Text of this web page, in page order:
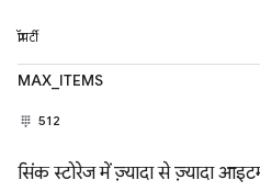
प्रॉपर्टी
MAX_ITEMS
512
सिंक स्टोरेज में ज़्यादा से ज़्यादा